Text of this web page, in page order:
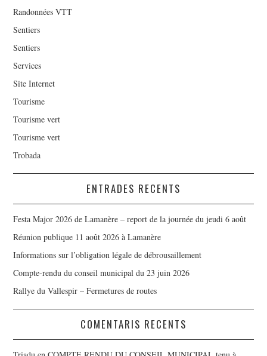
Randonnées VTT
Sentiers
Sentiers
Services
Site Internet
Tourisme
Tourisme vert
Tourisme vert
Trobada
ENTRADES RECENTS
Festa Major 2026 de Lamanère – report de la journée du jeudi 6 août
Réunion publique 11 août 2026 à Lamanère
Informations sur l’obligation légale de débrousaillement
Compte-rendu du conseil municipal du 23 juin 2026
Rallye du Vallespir – Fermetures de routes
COMENTARIS RECENTS